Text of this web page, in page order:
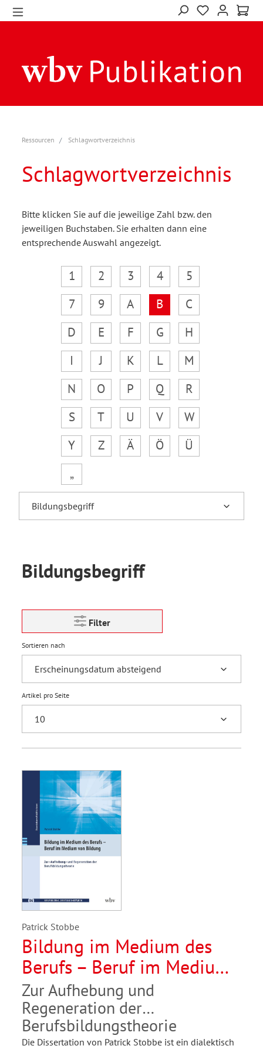
Ressourcen Schlagwortverzeichnis
Schlagwortverzeichnis
Bitte klicken Sie auf die jeweilige Zahl bzw. den
jeweiligen Buchstaben. Sie erhalten dann eine
entsprechende Auswahl angezeigt.
1 2 3 4
5
7
9 A B
C
D
E F G
H
I
J K L
M
N
O P Q
R
S
T U V
W
Y
Z Ä Ö
Ü
„
Bildungsbegriff
Filter
Sortieren nach
Artikel pro Seite
Patrick Stobbe
Bildung im Medium des
Berufs – Beruf im Medium
von Bildung
Zur Aufhebung und
Regeneration der
Berufsbildungstheorie
Die Dissertation von Patrick Stobbe ist ein dialektisch